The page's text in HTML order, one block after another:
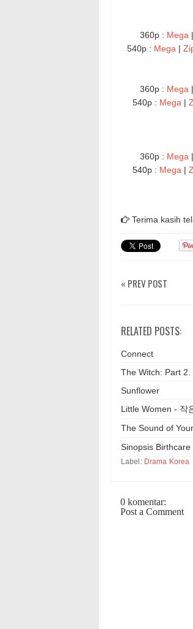
360p : Mega |
540p : Mega |
360p : Mega |
540p : Mega |
360p : Mega |
540p : Mega |
Terima kasih
« PREV POST
RELATED POSTS:
Connect
The Witch: Part
Sunflower
Little Women - 작
The Sound of
Sinopsis
Label: Drama Korea
0 komentar:
Post a Comment